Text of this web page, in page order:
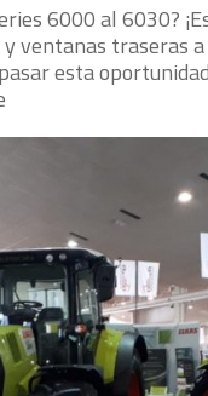
6000 al 6030?
ventanas traseras
esta